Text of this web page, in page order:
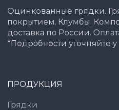
Оцинкованные грядки.
покрытием. Клумбы.
доставка по России.
*Подробности уточняйте
ПРОДУКЦИЯ
Грядки